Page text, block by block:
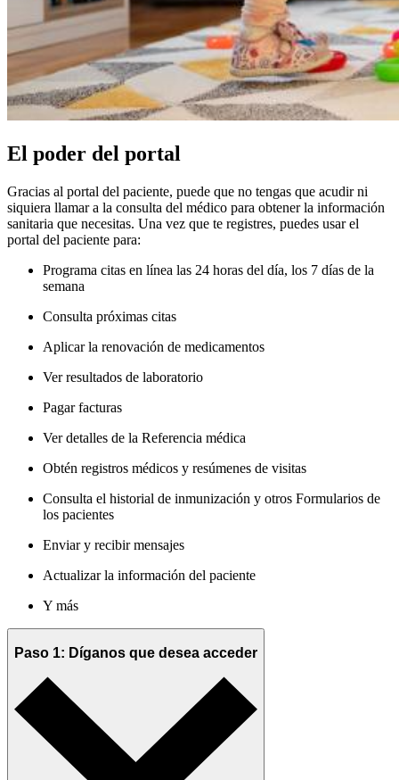
El poder del portal
Gracias al portal del paciente, puede que no tengas que acudir ni
siquiera llamar a la consulta del médico para obtener la información
sanitaria que necesitas. Una vez que te registres, puedes usar el
portal del paciente para:
Programa citas en línea las 24 horas del día, los 7 días de la
semana
Consulta próximas citas
Aplicar la renovación de medicamentos
Ver resultados de laboratorio
Pagar facturas
Ver detalles de la Referencia médica
Obtén registros médicos y resúmenes de visitas
Consulta el historial de inmunización y otros Formularios de
los pacientes
Enviar y recibir mensajes
Actualizar la información del paciente
Y más
Paso 1: Díganos que desea acceder